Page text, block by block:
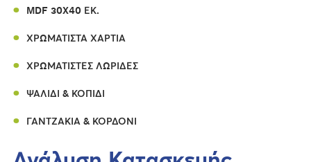
MDF 30X40 ΕΚ.
ΧΡΩΜΑΤΙΣΤΆ ΧΑΡΤΙΆ
ΧΡΩΜΑΤΙΣΤΈΣ ΛΩΡΊΔΕΣ
ΨΑΛΊΔΙ & ΚΟΠΊΔΙ
ΓΑΝΤΖΆΚΙΑ & ΚΟΡΔΌΝΙ